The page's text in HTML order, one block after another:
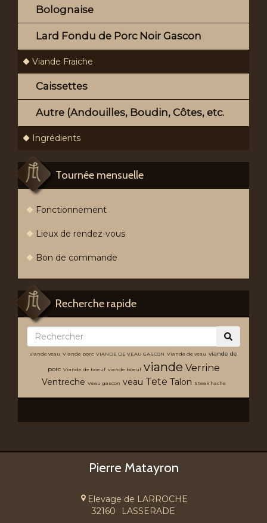
Bolognaise
Lard Fondu de Porc Noir Gascon
Viande Fraiche
Caissettes
Autre (Andouilles, Boudin, Côtes, etc.
Ingrédients
Tournée mensuelle
Fonctionnement
Lieux de rendez-vous
Bon de commande
Recherche rapide
viande veau Viande porc VIANDE DE VEAU GASCON Viande de veau viande de
porc Viande de boeuf viande boeuf viande Verrine
Ventreche Veau gascon veau Tete Talon Steak hache
Pierre Matayron
Elevage de LARROCHE
32160
LASSERADE